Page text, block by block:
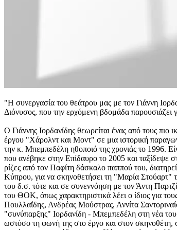
"Η συνεργασία του θεάτρου μας με τον Γιάννη
Διόνυσος, που την ερχόμενη βδομάδα
Ο Γιάννης Ιορδανίδης θεωρείται ένας από τους
έργου "Χάρολντ και Μοντ" σε μια ιστορική
την κ. Μπεμπεδέλη ηθοποιό της χρονιάς το 1996.
που ανέβηκε στην Επίδαυρο το 2005 και ταξίδεψε
ρίζες από τον Παφίτη δάσκαλο παππού του,
Κύπρου, για να σκηνοθετήσει τη "Μαρία Στούαρτ"
του δ.σ. τότε και σε συνεννόηση με τον Άντη
του ΘΟΚ, όπως χαρακτηριστικά λέει ο ίδιος για
Πουλλαΐδης, Ανδρέας Μούστρας, Αννίτα
"συνύπαρξης" Ιορδανίδη - Μπεμπεδέλη στη νέα
ωστόσο τη φωνή της στο έργο και στον σκηνοθέτη,